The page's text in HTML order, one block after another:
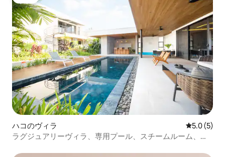
ハコのヴィラ レビュー5
5.0 (5)
ラグジュアリーヴィラ、専用プール、スチームルーム、氷